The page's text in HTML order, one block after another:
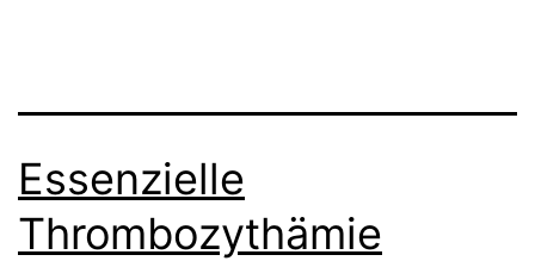
Essenzielle
Thrombozythämie